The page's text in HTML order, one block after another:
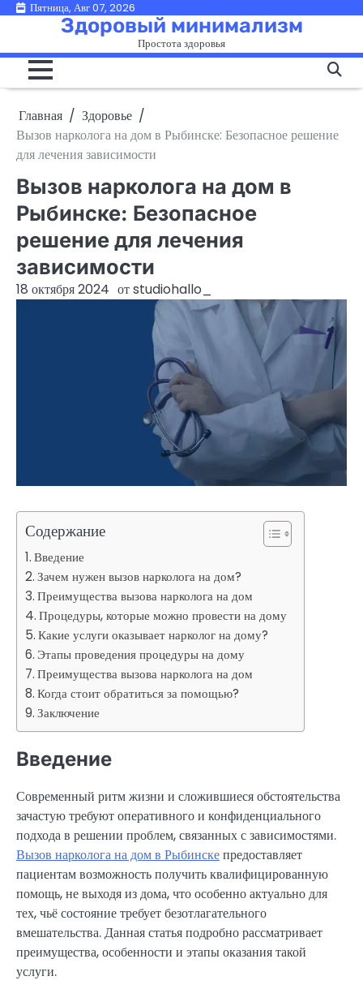
ПерейтиПятница, Авг 07, 2026
Здоровый минимализм
Простота здоровья
Главная
Здоровье
Вызов нарколога на дом в Рыбинске: Безопасное решение
для лечения зависимости
Вызов нарколога на дом в
Рыбинске: Безопасное
решение для лечения
зависимости
18 октября 2024 отstudiohallo_
Содержание
Введение
Зачем нужен вызов нарколога на дом?
Преимущества вызова нарколога на дом
Процедуры, которые можно провести на дому
Какие услуги оказывает нарколог на дому?
Этапы проведения процедуры на дому
Преимущества вызова нарколога на дом
Когда стоит обратиться за помощью?
Заключение
Введение
Современный ритм жизни и сложившиеся обстоятельства
зачастую требуют оперативного и конфиденциального
подхода в решении проблем, связанных с зависимостями.
Вызов нарколога на дом в Рыбинскепредоставляет
пациентам возможность получить квалифицированную
помощь, не выходя из дома, что особенно актуально для
тех, чьё состояние требует безотлагательного
вмешательства. Данная статья подробно рассматривает
преимущества, особенности и этапы оказания такой
услуги.